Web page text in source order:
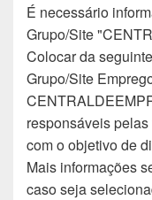
É necessário
Grupo/Site
Colocar da
Grupo/Site
responsáveis
com o objetivo de
Mais informações
caso seja